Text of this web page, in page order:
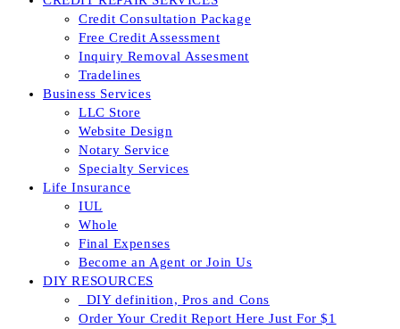
Credit Consultation Package
Free Credit Assessment
Inquiry Removal Assesment
Tradelines
Business Services
LLC Store
Website Design
Notary Service
Specialty Services
Life Insurance
IUL
Whole
Final Expenses
Become an Agent or Join Us
DIY RESOURCES
_DIY definition, Pros and Cons
Order Your Credit Report Here Just For $1